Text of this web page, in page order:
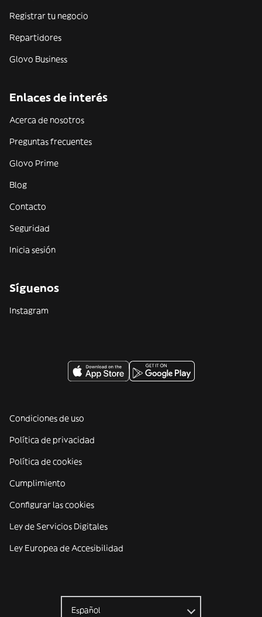
Registrar tu negocio
Repartidores
Glovo Business
Enlaces de interés
Acerca de nosotros
Preguntas frecuentes
Glovo Prime
Blog
Contacto
Seguridad
Inicia sesión
Síguenos
Instagram
Condiciones de uso
Política de privacidad
Política de cookies
Cumplimiento
Configurar las cookies
Ley de Servicios Digitales
Ley Europea de Accesibilidad